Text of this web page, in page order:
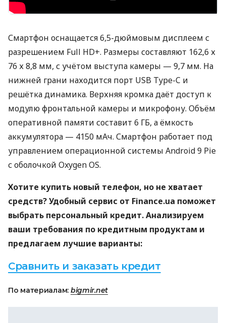
Смартфон оснащается 6,5-дюймовым дисплеем с
разрешением Full HD+. Размеры составляют 162,6 х
76 х 8,8 мм, с учётом выступа камеры — 9,7 мм. На
нижней грани находится порт USB Type-C и
решётка динамика. Верхняя кромка даёт доступ к
модулю фронтальной камеры и микрофону. Объём
оперативной памяти составит 6 ГБ, а ёмкость
аккумулятора — 4150 мАч. Смартфон работает под
управлением операционной системы Android 9 Pie
с оболочкой Oxygen OS.
Хотите купить новый телефон, но не хватает
средств? Удобный сервис от Finance.ua поможет
выбрать персональный кредит. Анализируем
ваши требования по кредитным продуктам и
предлагаем лучшие варианты:
Сравнить и заказать кредит
По материалам: bigmir.net